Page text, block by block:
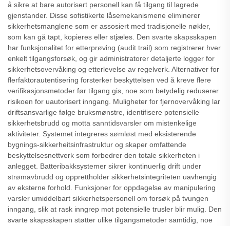
å sikre at bare autorisert personell kan få tilgang til lagrede
gjenstander. Disse sofistikerte låsemekanismene eliminerer
sikkerhetsmanglene som er assosiert med tradisjonelle nøkler,
som kan gå tapt, kopieres eller stjæles. Den svarte skapsskapen
har funksjonalitet for etterprøving (audit trail) som registrerer hver
enkelt tilgangsforsøk, og gir administratorer detaljerte logger for
sikkerhetsovervåking og etterlevelse av regelverk. Alternativer for
flerfaktorautentisering forsterker beskyttelsen ved å kreve flere
verifikasjonsmetoder før tilgang gis, noe som betydelig reduserer
risikoen for uautorisert inngang. Muligheter for fjernovervåking lar
driftsansvarlige følge bruksmønstre, identifisere potensielle
sikkerhetsbrudd og motta sanntidsvarsler om mistenkelige
aktiviteter. Systemet integreres sømløst med eksisterende
bygnings-sikkerheitsinfrastruktur og skaper omfattende
beskyttelsesnettverk som forbedrer den totale sikkerheten i
anlegget. Batteribakksystemer sikrer kontinuerlig drift under
strømavbrudd og opprettholder sikkerhetsintegriteten uavhengig
av eksterne forhold. Funksjoner for oppdagelse av manipulering
varsler umiddelbart sikkerhetspersonell om forsøk på tvungen
inngang, slik at rask inngrep mot potensielle trusler blir mulig. Den
svarte skapsskapen støtter ulike tilgangsmetoder samtidig, noe